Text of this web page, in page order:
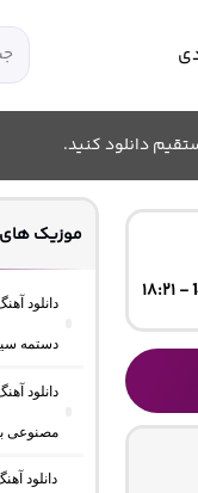
دانلود کنید.
موزیک
دانلود
دستمه
دانلود
مصنوعی